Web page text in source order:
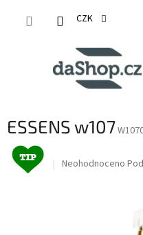
CZK
ESSENS w107
Průměrné
Neohodnoceno